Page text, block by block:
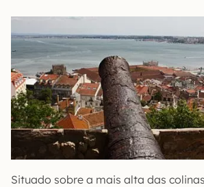
Situado sobre a mais alta das